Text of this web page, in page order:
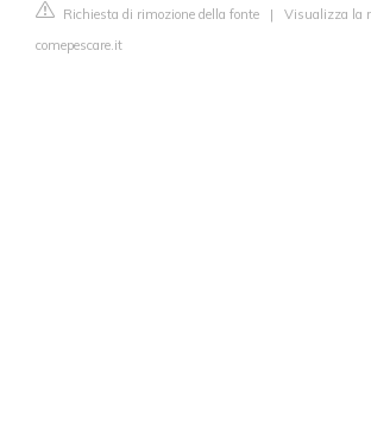
Richiesta di rimozione della fonte | Visualizza la
comepescare.it